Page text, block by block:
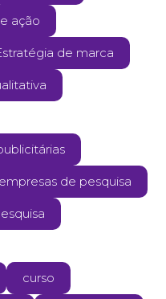
ação
de marca
empresas de pesquisa
curso